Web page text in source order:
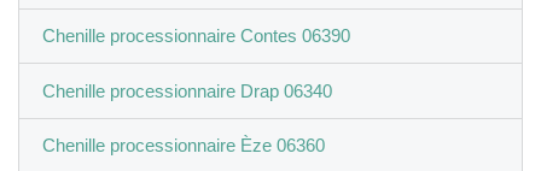
Chenille processionnaire Contes 06390
Chenille processionnaire Drap 06340
Chenille processionnaire Èze 06360